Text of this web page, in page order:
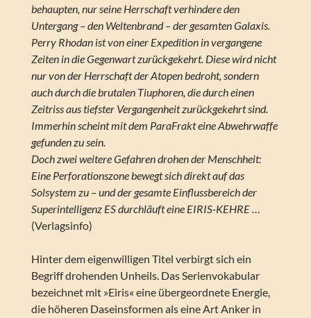
behaupten, nur seine Herrschaft verhindere den
Untergang – den Weltenbrand – der gesamten Galaxis.
Perry Rhodan ist von einer Expedition in vergangene
Zeiten in die Gegenwart zurückgekehrt. Diese wird nicht
nur von der Herrschaft der Atopen bedroht, sondern
auch durch die brutalen Tiuphoren, die durch einen
Zeitriss aus tiefster Vergangenheit zurückgekehrt sind.
Immerhin scheint mit dem ParaFrakt eine Abwehrwaffe
gefunden zu sein.
Doch zwei weitere Gefahren drohen der Menschheit:
Eine Perforationszone bewegt sich direkt auf das
Solsystem zu – und der gesamte Einflussbereich der
Superintelligenz ES durchläuft eine EIRIS-KEHRE …
(Verlagsinfo)
Hinter dem eigenwilligen Titel verbirgt sich ein
Begriff drohenden Unheils. Das Serienvokabular
bezeichnet mit »Eiris« eine übergeordnete Energie,
die höheren Daseinsformen als eine Art Anker in